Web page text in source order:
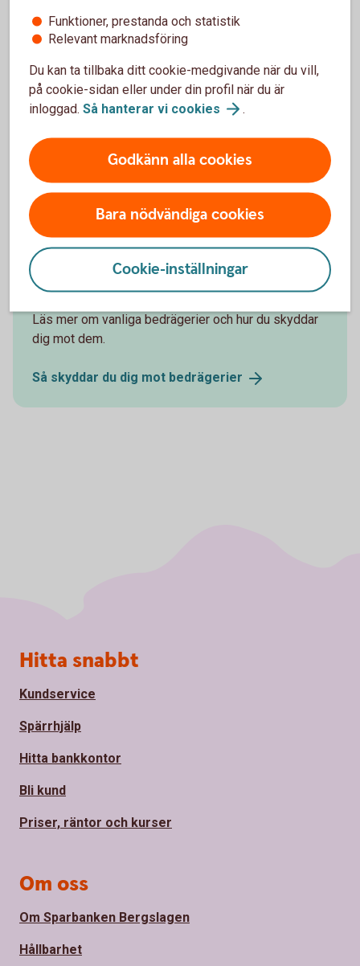
Bedragaren tar kontroll över din dator för att till exempel
logga in i din internetbank.
Stulen ID
Med en stulen identitet har bedragaren tillgång till alla
eller få en ny säkerhetsdosa till internetbanken –
tjänster som sedan kan användas för att begå ett
bedrägeri
Skydda dig mot bedrägerier
Läs mer om vanliga bedrägerier och hur du skyddar
dig mot dem.
Så skyddar du dig mot bedrägerier
Funktioner, prestanda och statistik
Relevant marknadsföring
Du kan ta tillbaka ditt cookie-medgivande när du vill,
på cookie-sidan eller under din profil när du är
inloggad. Så hanterar vi cookies .
Godkänn alla cookies
Bara nödvändiga cookies
Cookie-inställningar
Sidfot
Hitta snabbt
Kundservice
Spärrhjälp
Hitta bankkontor
Bli kund
Priser, räntor och kurser
Om oss
Om Sparbanken Bergslagen
Hållbarhet